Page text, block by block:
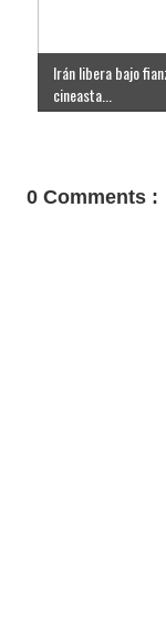
Irán libera bajo
cineasta...
0 Comments :